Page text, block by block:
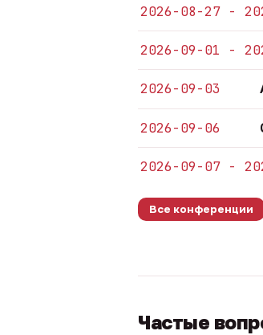
2026-08-27 -
2026-09-01 -
2026-09-03
2026-09-06
2026-09-07 -
Все конференции
Частые